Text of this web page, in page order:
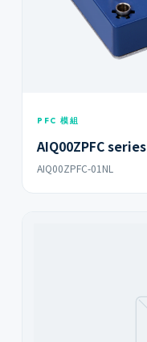
PFC 模組
AIQ00ZPFC series
AIQ00ZPFC-01NL